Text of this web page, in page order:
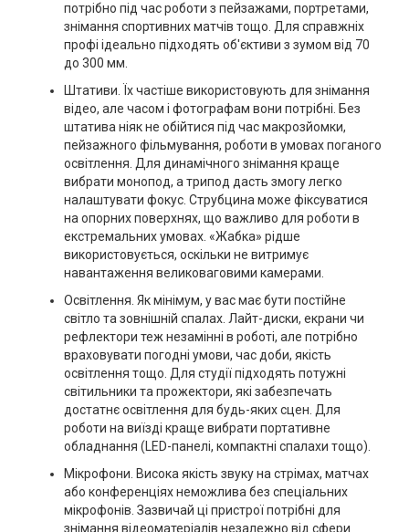
потрібно під час роботи з пейзажами, портретами,
знімання спортивних матчів тощо. Для справжніх
профі ідеально підходять об'єктиви з зумом від 70
до 300 мм.
Штативи. Їх частіше використовують для знімання
відео, але часом і фотографам вони потрібні. Без
штатива ніяк не обійтися під час макрозйомки,
пейзажного фільмування, роботи в умовах поганого
освітлення. Для динамічного знімання краще
вибрати монопод, а трипод дасть змогу легко
налаштувати фокус. Струбцина може фіксуватися
на опорних поверхнях, що важливо для роботи в
екстремальних умовах. «Жабка» рідше
використовується, оскільки не витримує
навантаження великоваговими камерами.
Освітлення. Як мінімум, у вас має бути постійне
світло та зовнішній спалах. Лайт-диски, екрани чи
рефлектори теж незамінні в роботі, але потрібно
враховувати погодні умови, час доби, якість
освітлення тощо. Для студії підходять потужні
світильники та прожектори, які забезпечать
достатнє освітлення для будь-яких сцен. Для
роботи на виїзді краще вибрати портативне
обладнання (LED-панелі, компактні спалахи тощо).
Мікрофони. Висока якість звуку на стрімах, матчах
або конференціях неможлива без спеціальних
мікрофонів. Зазвичай ці пристрої потрібні для
знімання відеоматеріалів незалежно від сфери